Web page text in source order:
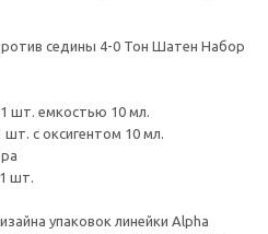
седины 4-0 Тон Шатен Набор
1 шт. емкостью 10 мл.
с оксигентом 10 мл.
шт.
упаковок линейки Alpha